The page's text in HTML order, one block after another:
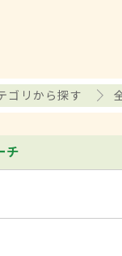
ゴリから探す
チ